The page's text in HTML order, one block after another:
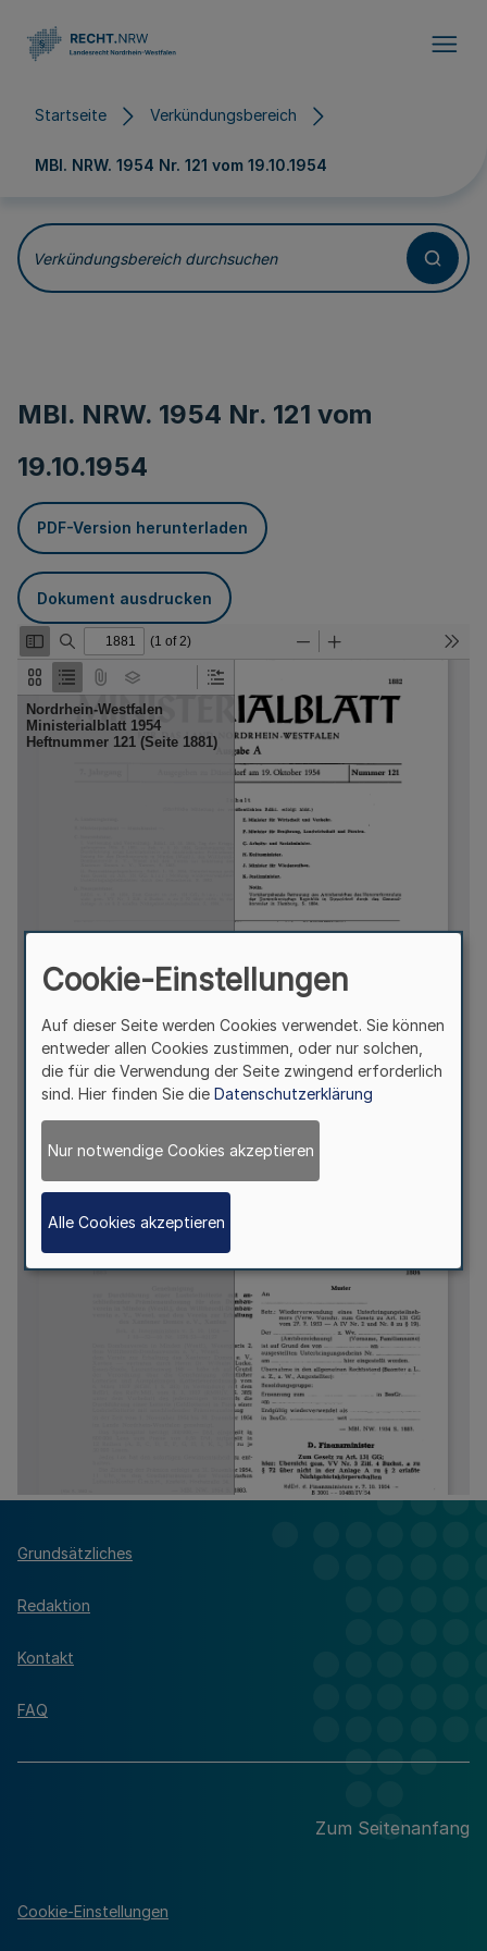
Startseite Verkündungsbereich
MBl. NRW. 1954 Nr. 121 vom 19.10.1954
Verkündungsbereich durchsuchen
MBl. NRW. 1954 Nr. 121 vom
19.10.1954
PDF-Version herunterladen
Dokument ausdrucken
Grundsätzliches
Redaktion
Kontakt
FAQ
Zum Seitenanfang
Cookie-Einstellungen
Cookie-Einstellungen
Auf dieser Seite werden Cookies verwendet. Sie können
entweder allen Cookies zustimmen, oder nur solchen,
die für die Verwendung der Seite zwingend erforderlich
sind. Hier finden Sie die Datenschutzerklärung
Nur notwendige Cookies akzeptieren
Alle Cookies akzeptieren